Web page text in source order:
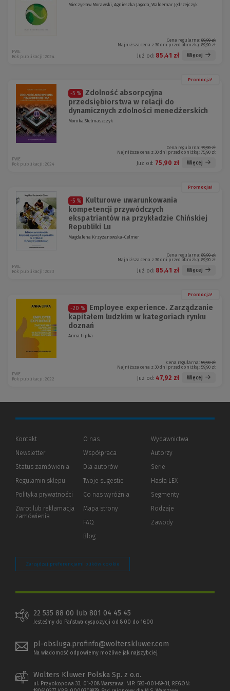
Mieczysław Morawski, Agnieszka Jagoda, Waldemar Jędrzejczyk
Cena regularna: 89,90 zł
Najniższa cena z 30 dni przed obniżką: 89,90 zł
Już od: 85,41 zł Więcej
PWE
Rok publikacji: 2024
Promocja!
-5 %
Zdolność absorpcyjna
przedsiębiorstwa w relacji do
dynamicznych zdolności menedżerskich
Monika Stelmaszczyk
Cena regularna: 79,90 zł
Najniższa cena z 30 dni przed obniżką: 75,90 zł
Już od: 75,90 zł Więcej
PWE
Rok publikacji: 2024
Promocja!
-5 %
Kulturowe uwarunkowania
kompetencji przywódczych
ekspatriantów na przykładzie Chińskiej
Republiki Lu
Magdalena Krzyżanowska-Celmer
Cena regularna: 89,90 zł
Najniższa cena z 30 dni przed obniżką: 89,90 zł
Już od: 85,41 zł Więcej
PWE
Rok publikacji: 2023
Promocja!
-20 %
Employee experience. Zarządzanie
kapitałem ludzkim w kategoriach rynku
doznań
Anna Lipka
Cena regularna: 59,90 zł
Najniższa cena z 30 dni przed obniżką: 59,90 zł
Już od: 47,92 zł Więcej
PWE
Rok publikacji: 2022
Kontakt
Newsletter
Status zamówienia
Regulamin sklepu
Polityka prywatności (Nowe
(Link
innej
Zwrot lub reklamacja
zamówienia
O nas
Współpraca
Dla autorów(Nowe
(Link
innej
strony)
Twoje sugestie
Co nas wyróżnia
Mapa strony
FAQ
Blog
Wydawnictwa
Autorzy
Serie
Hasła LEX
Segmenty
Rodzaje
Zawody
Zarządzaj preferencjami plików cookie
22 535 88 00 lub 801 04 45 45
Jesteśmy do Państwa dyspozycji od 8:00 do 16:00
pl-obsluga.profinfo@wolterskluwer.com
Na wiadomość odpowiemy możliwe jak najszybciej.
Wolters Kluwer Polska Sp. z o.o.
ul. Przyokopowa 33, 01-208 Warszawa; NIP: 583-001-89-31, REGON: